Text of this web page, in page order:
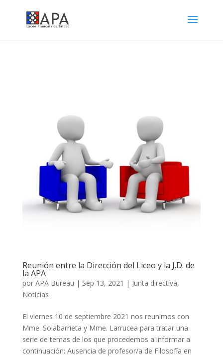
Reunión entre la Dirección del Liceo y la J.D. de
la APA
por APA Bureau | Sep 13, 2021 | Junta directiva,
Noticias
El viernes 10 de septiembre 2021 nos reunimos con
Mme. Solabarrieta y Mme. Larrucea para tratar una
serie de temas de los que procedemos a informar a
continuación: Ausencia de profesor/a de Filosofía en